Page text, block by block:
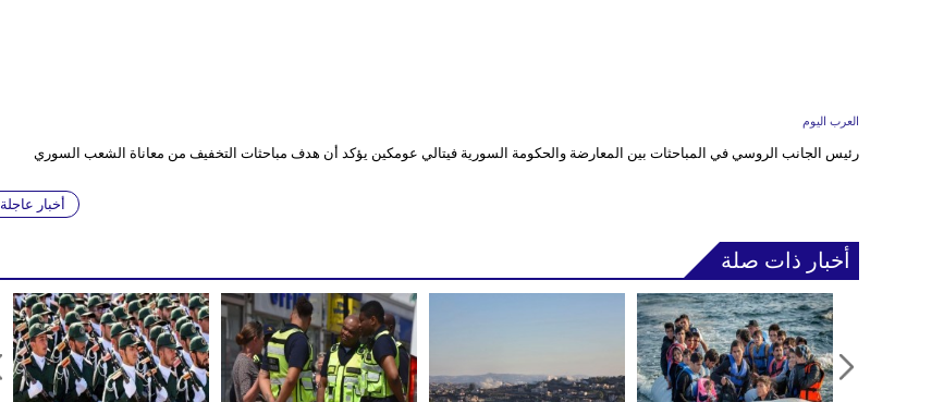
العرب اليوم
رئيس الجانب الروسي في المباحثات بين المعارضة والحكومة السورية فيتالي عومكين يؤكد أن هدف مباحثات التخفيف من معاناة الشعب السوري
أخبار عاجلة
أخبار ذات صلة